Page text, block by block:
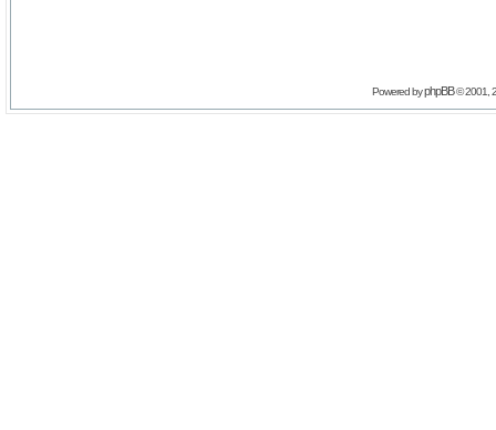
Powered byphpBB© 2001,